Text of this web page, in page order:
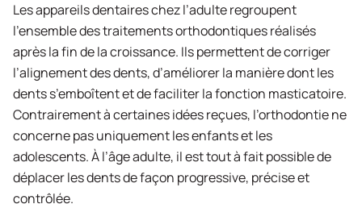
Les appareils dentaires chez l’adulte regroupent
l’ensemble des traitements orthodontiques réalisés
après la fin de la croissance. Ils permettent de corriger
l’alignement des dents, d’améliorer la manière dont les
dents s’emboîtent et de faciliter la fonction masticatoire.
Contrairement à certaines idées reçues, l’orthodontie ne
concerne pas uniquement les enfants et les
adolescents. À l’âge adulte, il est tout à fait possible de
déplacer les dents de façon progressive, précise et
contrôlée.
Votre email *
Téléphone *
Votre message *